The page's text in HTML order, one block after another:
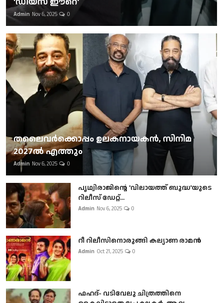
Admin Nov 6, 2025 0
തലൈവര്‍ക്കൊപ്പം ഉലകനായകന്‍, സിനിമ
2027ല്‍ എത്തും
Admin Nov 6, 2025 0
പൃഥ്വിരാജിന്റെ 'വിലായത്ത് ബുദ്ധ'യുടെ
റിലീസ് ഡേറ്റ്...
Admin Nov 6, 2025 0
റീ റിലീസിനൊരുങ്ങി കല്യാണ രാമൻ
Admin Oct 21, 2025 0
ഫഹദ്- വടിവേലു ചിത്രത്തിനെ